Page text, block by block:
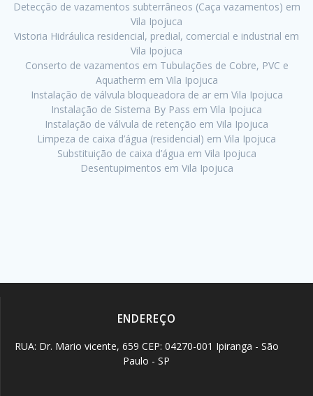
Detecção de vazamentos subterrâneos (Caça vazamentos) em
Vila Ipojuca
Vistoria Hidráulica residencial, predial, comercial e industrial em
Vila Ipojuca
Conserto de vazamentos em Tubulações de Cobre, PVC e
Aquatherm em Vila Ipojuca
Instalação de válvula bloqueadora de ar em Vila Ipojuca
Instalação de Sistema By Pass em Vila Ipojuca
Instalação de válvula de retenção em Vila Ipojuca
Limpeza de caixa d’água (residencial) em Vila Ipojuca
Substituição de caixa d’água em Vila Ipojuca
Desentupimentos em Vila Ipojuca
ENDEREÇO
RUA: Dr. Mario vicente, 659 CEP: 04270-001 Ipiranga - São
Paulo - SP